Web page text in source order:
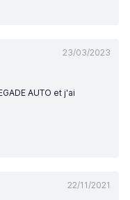
23/03/2023
AUTO et j'ai
22/11/2021